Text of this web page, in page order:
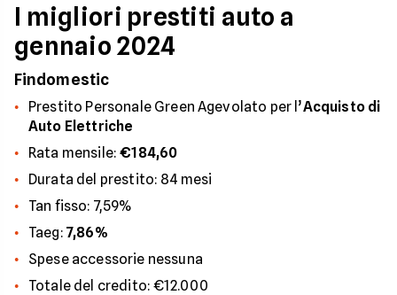
I migliori prestiti auto a
gennaio 2024
Findomestic
Prestito Personale Green Agevolato per l’Acquisto di
Auto Elettriche
Rata mensile:€184,60
Durata del prestito: 84 mesi
Tan fisso: 7,59%
Taeg: 7,86%
Spese accessorie nessuna
Totale del credito: €12.000